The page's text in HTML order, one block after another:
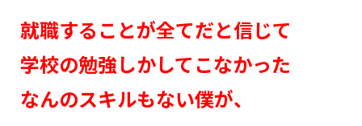
就職することが全てだと信じて
学校の勉強しかしてこなかった
なんのスキルもない僕が、